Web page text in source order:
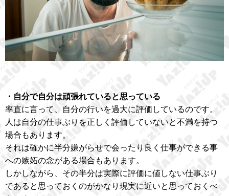
・自分で自分は頑張れていると思っている
率直に言って、自分の行いを過大に評価しているのです。
人は自分の仕事ぶりを正しく評価していないと不満を持つ
場合もあります。
それは確かに半分嫌がらせで会ったり良く仕事ができる事
への嫉妬の念がある場合もあります。
しかしながら、その半分は実際に評価に値しない仕事ぶり
であると思っておくのがかなり現実に近いと思っておくべ